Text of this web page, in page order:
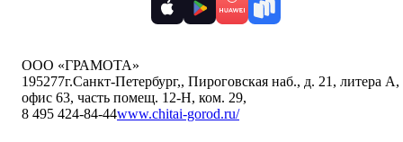
ООО «ГРАМОТА»
195277г.Санкт-Петербург,, Пироговская наб., д. 21, литера А,
офис 63, часть помещ. 12-Н, ком. 29,
8 495 424-84-44www.chitai-gorod.ru/